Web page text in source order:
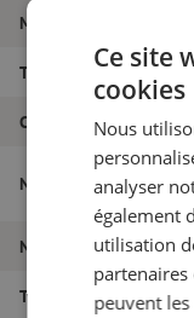
Marque
Type de fibre
Couleur
Nom de l'article
Numéro d'article
Type de produit
Ce site
cookies
Nous
analyser
également
utilisation
peuvent